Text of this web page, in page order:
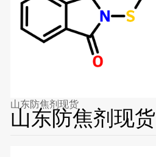
山东防焦剂现货
山东防焦剂现货